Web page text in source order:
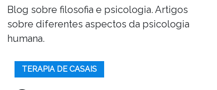
Blog sobre filosofia e psicologia. Artigos
sobre diferentes aspectos da psicologia
humana.
TERAPIA DE CASAIS